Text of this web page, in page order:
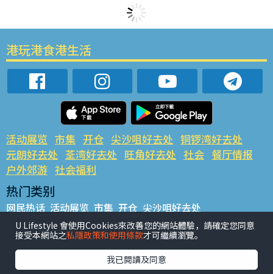
港玩港食港生活
活动展览 市集 开仓 尖沙咀好去处 铜锣湾好去处
元朗好去处 荃湾好去处 旺角好去处 社会 餐厅情报
户外郊游 社会福利
热门类别
网民热话 活动展览 市集 开仓 尖沙咀好去处
铜锣湾好去处 元朗好去处 荃湾好去处 旺角好去处 社会
餐厅情报 户外郊游
热门标签
U Lifestyle 會使用Cookies來改善您的網站體驗，請確定您同意
接受本網站之私隱政策和使用條款才可繼續瀏覽。
我已閱讀及同意